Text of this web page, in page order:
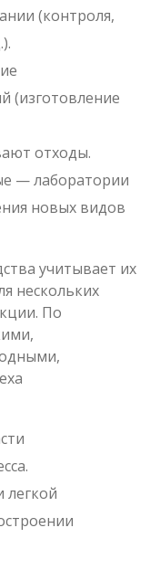
(контроля,
(изготовление
отходы.
— лаборатории
новых видов
учитывает их
нескольких
По